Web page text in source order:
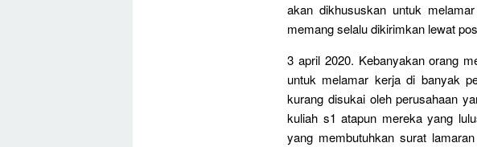
akan dikhususkan untuk
memang selalu dikirimkan lewat
3 april 2020. Kebanyakan orang
untuk melamar kerja di banyak
kurang disukai oleh perusahaan
kuliah s1 atapun mereka yang
yang membutuhkan surat